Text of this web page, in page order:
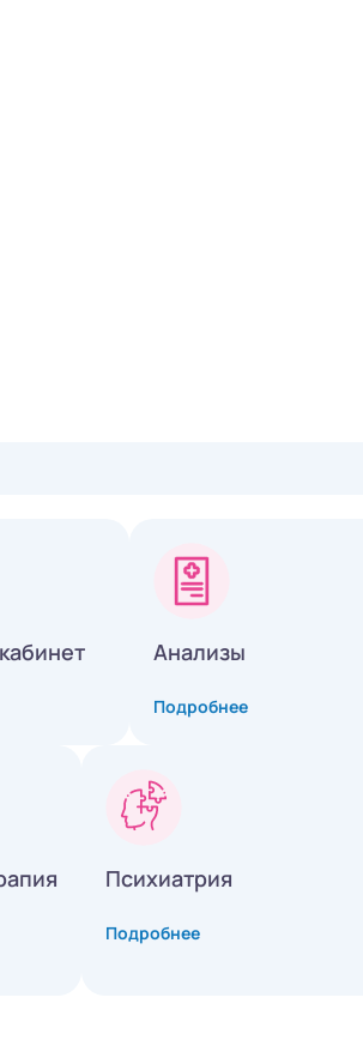
Анализы
Подробнее
Психиатрия
Подробнее